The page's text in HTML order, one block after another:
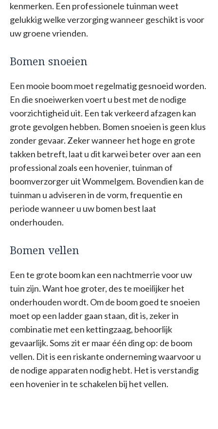
kenmerken. Een professionele tuinman weet
gelukkig welke verzorging wanneer geschikt is voor
uw groene vrienden.
Bomen snoeien
Een mooie boom moet regelmatig gesnoeid worden.
En die snoeiwerken voert u best met de nodige
voorzichtigheid uit. Een tak verkeerd afzagen kan
grote gevolgen hebben. Bomen snoeien is geen klus
zonder gevaar. Zeker wanneer het hoge en grote
takken betreft, laat u dit karwei beter over aan een
professional zoals een hovenier, tuinman of
boomverzorger uit Wommelgem. Bovendien kan de
tuinman u adviseren in de vorm, frequentie en
periode wanneer u uw bomen best laat
onderhouden.
Bomen vellen
Een te grote boom kan een nachtmerrie voor uw
tuin zijn. Want hoe groter, des te moeilijker het
onderhouden wordt. Om de boom goed te snoeien
moet op een ladder gaan staan, dit is, zeker in
combinatie met een kettingzaag, behoorlijk
gevaarlijk. Soms zit er maar één ding op: de boom
vellen. Dit is een riskante onderneming waarvoor u
de nodige apparaten nodig hebt. Het is verstandig
een hovenier in te schakelen bij het vellen.